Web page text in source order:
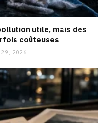
utile, mais des
coûteuses
29, 2026